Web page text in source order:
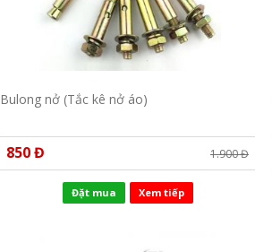
Bulong nở (Tắc kê nở áo)
850 Đ 1.900 Đ
Đặt mua Xem tiếp